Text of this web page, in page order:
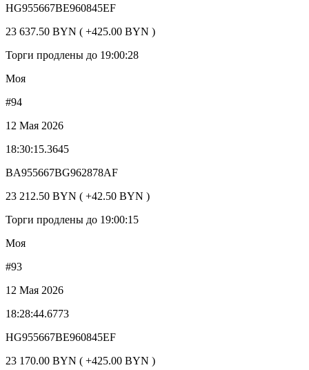
HG955667BE960845EF
23 637.50 BYN ( +425.00 BYN )
Торги продлены до 19:00:28
Моя
#94
12 Мая 2026
18:30:15.3645
BA955667BG962878AF
23 212.50 BYN ( +42.50 BYN )
Торги продлены до 19:00:15
Моя
#93
12 Мая 2026
18:28:44.6773
HG955667BE960845EF
23 170.00 BYN ( +425.00 BYN )